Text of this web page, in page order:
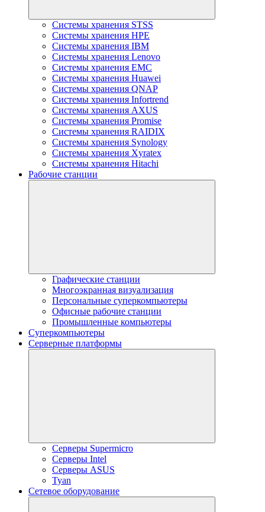
Системы хранения STSS
Системы хранения HPE
Системы хранения IBM
Системы хранения Lenovo
Системы хранения EMC
Системы хранения Huawei
Системы хранения QNAP
Системы хранения Infortrend
Системы хранения AXUS
Системы хранения Promise
Системы хранения RAIDIX
Системы хранения Synology
Системы хранения Xyratex
Системы хранения Hitachi
Рабочие станции
Графические станции
Многоэкранная визуализация
Персональные суперкомпьютеры
Офисные рабочие станции
Промышленные компьютеры
Суперкомпьютеры
Серверные платформы
Серверы Supermicro
Серверы Intel
Серверы ASUS
Tyan
Сетевое оборудование